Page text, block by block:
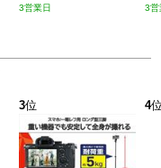
3営業日
3営
3位 4